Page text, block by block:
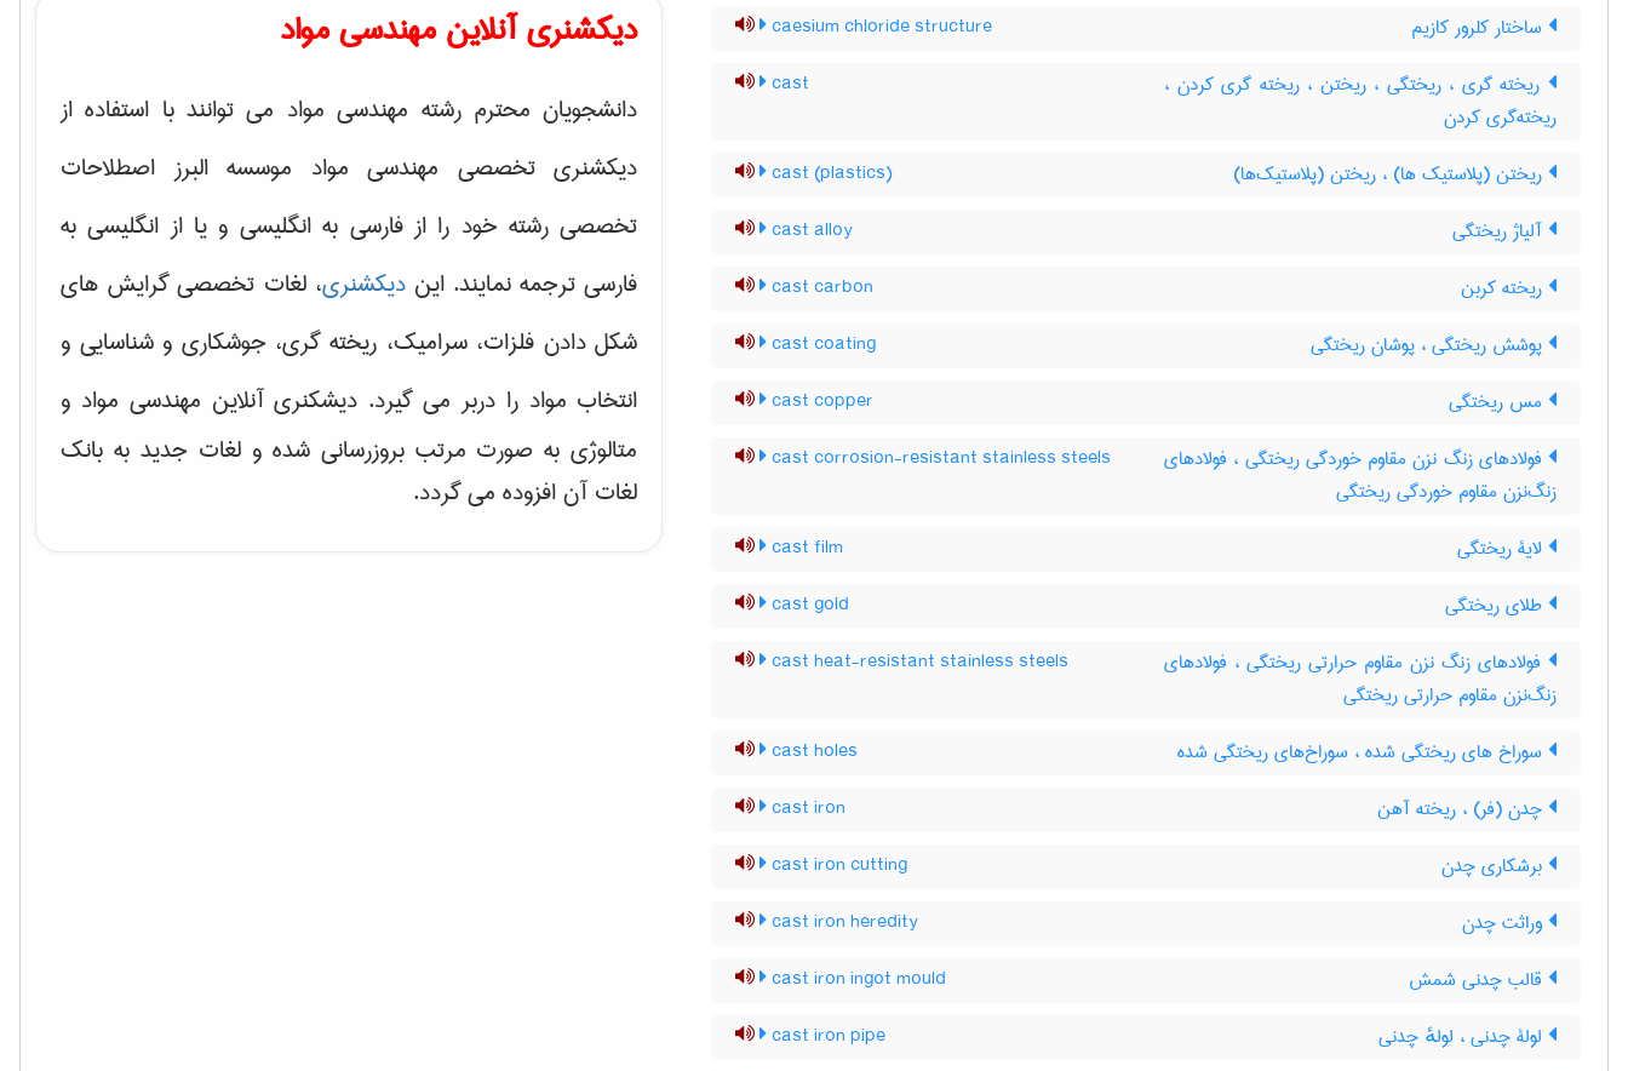
ساختار کلرور کازیم caesium chloride structure
ریخته گری ، ریختگی ، ریختن ، ریخته گری کردن ،
ریخته‌گری کردن
cast
ریختن (پلاستیک ها) ، ریختن (پلاستیک‌ها) cast (plastics)
آلیاژ ریختگی cast alloy
ریخته کربن cast carbon
پوشش ریختگی ، پوشان ریختگی cast coating
مس ریختگی cast copper
فولادهای زنگ نزن مقاوم خوردگی ریختگی ، فولادهای
زنگ‌نزن مقاوم خوردگی ریختگی
cast corrosion-resistant stainless steels
لایۀ ریختگی cast film
طلای ریختگی cast gold
فولادهای زنگ نزن مقاوم حرارتی ریختگی ، فولادهای
زنگ‌نزن مقاوم حرارتی ریختگی
cast heat-resistant stainless steels
سوراخ های ریختگی شده ، سوراخ‌های ریختگی شده cast holes
چدن (فر) ، ریخته آهن cast iron
برشکاری چدن cast iron cutting
وراثت چدن cast iron heredity
قالب چدنی شمش cast iron ingot mould
لولۀ چدنی ، لولهٔ چدنی cast iron pipe
دیکشنری آنلاین مهندسی مواد
دانشجویان محترم رشته مهندسی مواد می توانند با استفاده از
دیکشنری تخصصی مهندسی مواد موسسه البرز اصطلاحات
تخصصی رشته خود را از فارسی به انگلیسی و یا از انگلیسی به
فارسی ترجمه نمایند. ایندیکشنری، لغات تخصصی گرایش های
شکل دادن فلزات، سرامیک، ریخته گری، جوشکاری و شناسایی و
انتخاب مواد را دربر می گیرد. دیشکنری آنلاین مهندسی مواد و
متالوژی به صورت مرتب بروزرسانی شده و لغات جدید به بانک
لغات آن افزوده می گردد.